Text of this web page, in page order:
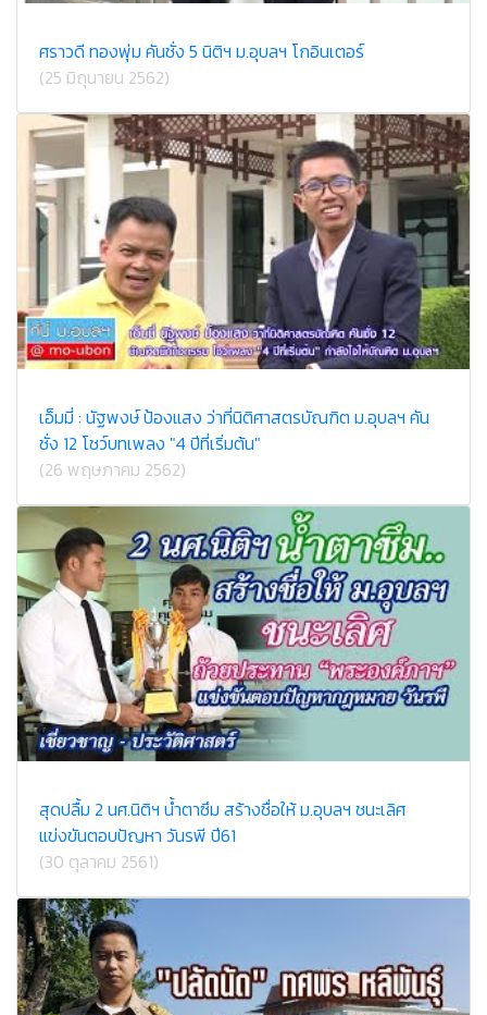
ศราวดี ทองพุ่ม คันชั่ง 5 นิติฯ ม.อุบลฯ โกอินเตอร์
(25 มิถุนายน 2562)
เอ็มมี่ : นัฐพงษ์ ป้องแสง ว่าที่นิติศาสตรบัณฑิต ม.อุบลฯ คัน
ชั่ง 12 โชว์บทเพลง "4 ปีที่เริ่มต้น"
(26 พฤษภาคม 2562)
สุดปลื้ม 2 นศ.นิติฯ น้ำตาซึม สร้างชื่อให้ ม.อุบลฯ ชนะเลิศ
แข่งขันตอบปัญหา วันรพี ปี61
(30 ตุลาคม 2561)